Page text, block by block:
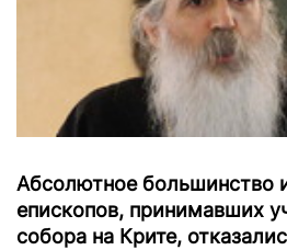
Абсолютное большинство
епископов, принимавших
собора на Крите,